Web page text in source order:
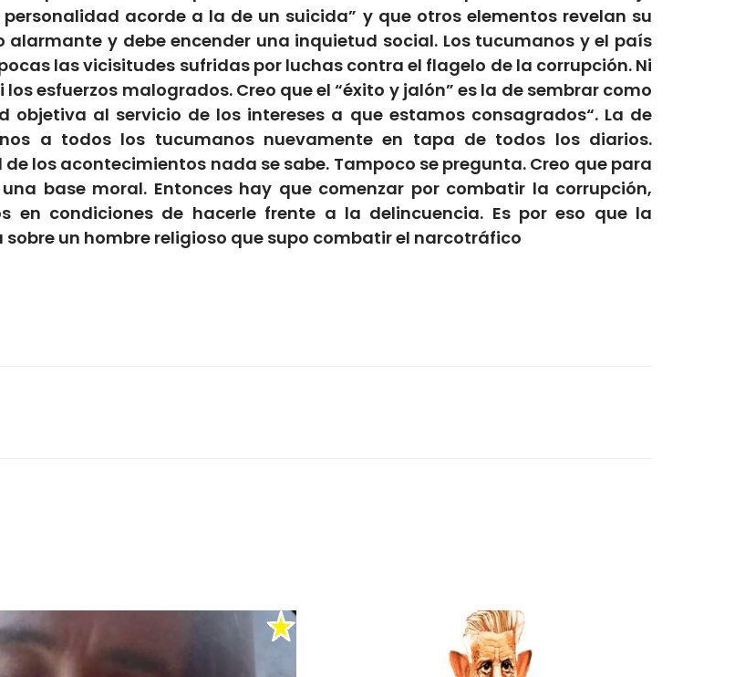
acorde a la de un suicida” y que otros elementos revelan su
alarmante y debe encender una inquietud social. Los tucumanos y el país
las vicisitudes sufridas por luchas contra el flagelo de la corrupción. Ni
esfuerzos malogrados. Creo queel“éxito y jalón” es la de sembrar como
objetiva al servicio de los intereses a que estamos consagrados“. La de
a todos los tucumanos nuevamente en tapa de todos los diarios.
los acontecimientos nada se sabe. Tampoco se pregunta. Creo que para
base moral. Entonces hay que comenzar por combatir la corrupción,
en condiciones de hacerle frente a la delincuencia. Es por eso que la
un hombre religioso que supo combatir el narcotráfico